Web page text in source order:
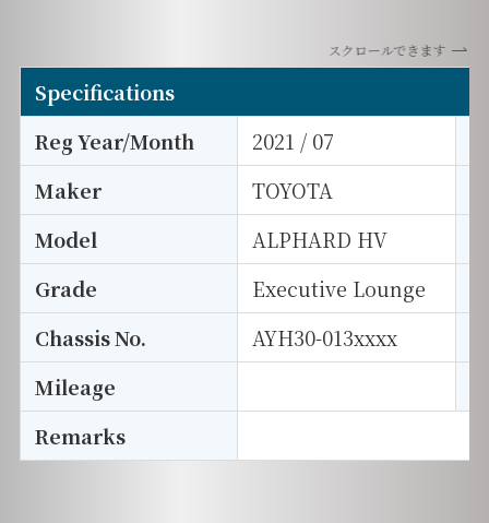
スクロールできます
Specifications
Reg Year/Month
2021 / 07
Maker
TOYOTA
Model
ALPHARD HV
Grade
Executive Lounge
Chassis No.
AYH30-013xxxx
Mileage
Remarks